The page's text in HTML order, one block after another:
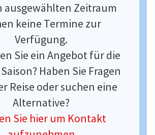
ausgewählten Zeitraum
keine Termine zur
Verfügung.
Sie ein Angebot für die
Haben Sie Fragen
Reise oder suchen eine
Alternative?
Sie hier um Kontakt